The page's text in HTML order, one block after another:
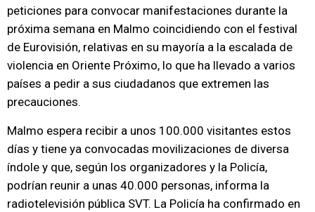
peticiones para convocar manifestaciones durante la
próxima semana en Malmo coincidiendo con el festival
de Eurovisión, relativas en su mayoría a la escalada de
violencia en Oriente Próximo, lo que ha llevado a varios
países a pedir a sus ciudadanos que extremen las
precauciones.
Malmo espera recibir a unos 100.000 visitantes estos
días y tiene ya convocadas movilizaciones de diversa
índole y que, según los organizadores y la Policía,
podrían reunir a unas 40.000 personas, informa la
radiotelevisión pública SVT. La Policía ha confirmado en